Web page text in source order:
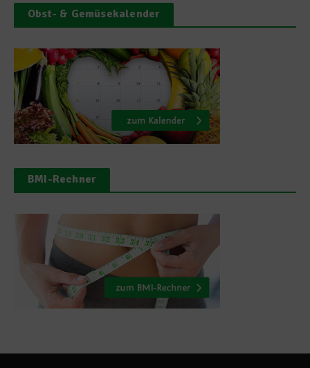
Obst- & Gemüsekalender
BMI-Rechner